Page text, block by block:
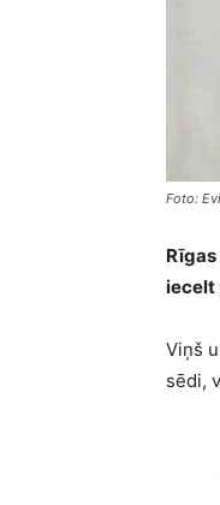
Foto:
iecelt
Viņš
sēdi,